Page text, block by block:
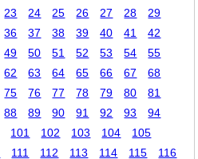
23 24 25 26 27 28
29
36 37 38 39 40 41
42
49 50 51 52 53 54
55
62 63 64 65 66 67
68
75 76 77 78 79 80
81
88 89 90 91 92 93
94
101 102 103 104
105
111 112 113 114 115
116